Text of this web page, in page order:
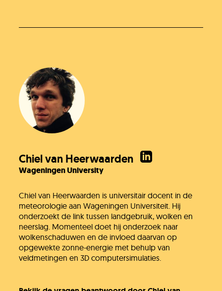
Chiel van Heerwaarden
Wageningen University
Chiel van Heerwaarden is universitair docent in de
meteorologie aan Wageningen Universiteit. Hij
onderzoekt de link tussen landgebruik, wolken en
neerslag. Momenteel doet hij onderzoek naar
wolkenschaduwen en de invloed daarvan op
opgewekte zonne-energie met behulp van
veldmetingen en 3D computersimulaties.